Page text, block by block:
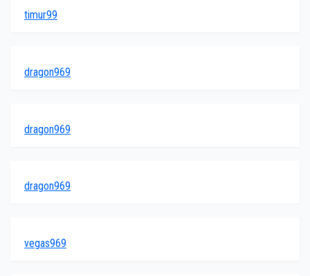
timur99
dragon969
dragon969
dragon969
vegas969